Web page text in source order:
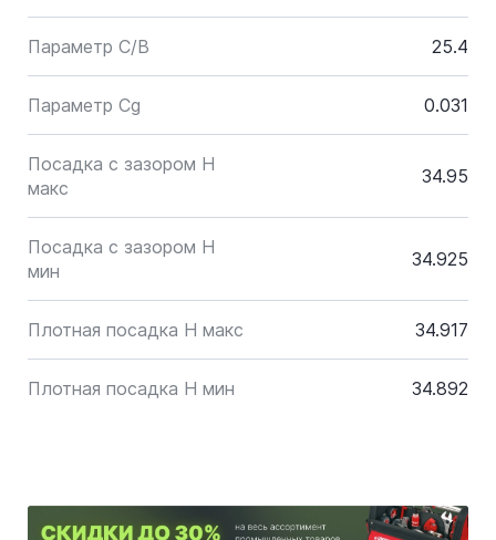
Параметр C/B 25.4
Параметр Cg 0.031
Посадка с зазором H
макс
34.95
Посадка с зазором H
мин
34.925
Плотная посадка H макс 34.917
Плотная посадка H мин 34.892